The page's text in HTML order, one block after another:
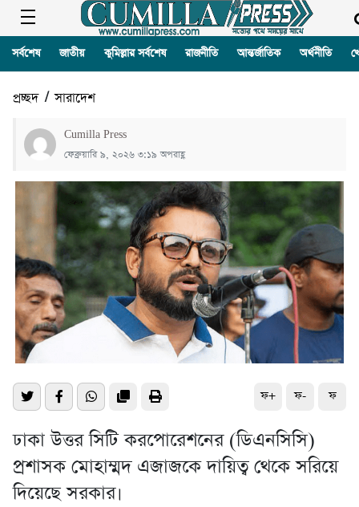
সর্বশেষ জাতীয় কুমিল্লার সর্বশেষ রাজনীতি আন্তর্জাতিক অর্থনীতি
প্রচ্ছদ/সারাদেশ
Cumilla Press
ফেব্রুয়ারি ৯, ২০২৬ ৩:১৯ অপরাহ্ণ
ফ+ ফ- ফ
ঢাকা উত্তর সিটি করপোরেশনের (ডিএনসিসি)
প্রশাসক মোহাম্মদ এজাজকে দায়িত্ব থেকে সরিয়ে
দিয়েছে সরকার।